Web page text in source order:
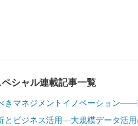
シャル連載記事一覧
きマネジメントイノベーション――
とビジネス活用―大規模データ活